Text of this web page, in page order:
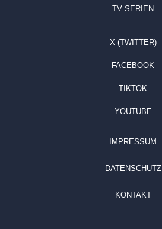
TV SERIEN
X (TWITTER)
FACEBOOK
TIKTOK
YOUTUBE
IMPRESSUM
DATENSCHUTZ
KONTAKT